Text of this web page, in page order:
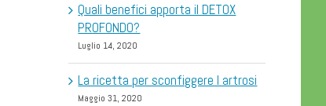
Quali benefici apporta il DETOX
PROFONDO?
Luglio 14, 2020
La ricetta per sconfiggere l artrosi
Maggio 31, 2020